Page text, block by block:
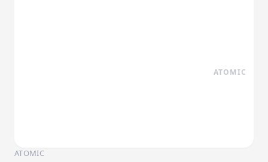
ATOMIC
ATOMIC